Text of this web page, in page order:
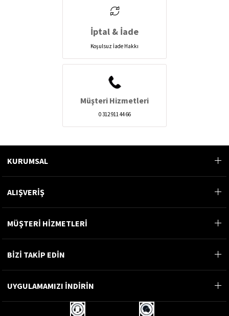
İptal & İade
Koşulsuz İade Hakkı
Müşteri Hizmetleri
0 312 911 44 66
KURUMSAL
ALIŞVERİŞ
MÜŞTERİ HİZMETLERİ
BİZİ TAKİP EDİN
UYGULAMAMIZI İNDİRİN